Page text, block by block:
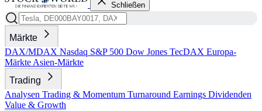
Schließen
Märkte
DAX/MDAX Nasdaq S&P 500 Dow Jones TecDAX Europa-
Märkte Asien-Märkte
Trading
Analysen Trading & Momentum Turnaround Earnings Dividenden
Value & Growth